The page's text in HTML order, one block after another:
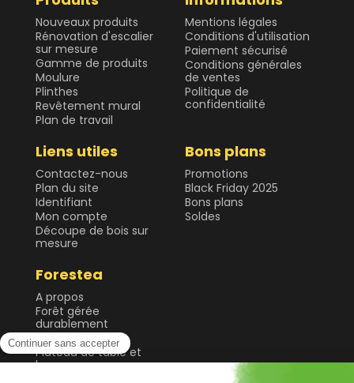
Nouveaux produits
Rénovation d'escalier
sur mesure
Gamme de produits
Moulure
Plinthes
Revêtement mural
Plan de travail
Mentions légales
Conditions d'utilisation
Paiement sécurisé
Conditions générales
de ventes
Politique de
confidentialité
Liens utiles
Contactez-nous
Plan du site
Identifiant
Mon compte
Découpe de bois sur
mesure
Bons plans
Promotions
Black Friday 2025
Bons plans
Soldes
Forestea
A propos
Forêt gérée
durablement
Guide & Conseils
Plateau de table et
bureau